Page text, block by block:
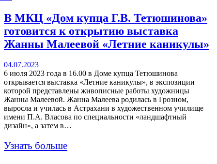
В МКЦ «Дом купца Г.В. Тетюшинова»
готовится к открытию выставка
Жанны Малеевой «Летние каникулы»
04.07.2023
6 июля 2023 года в 16.00 в Доме купца Тетюшинова
открывается выставка «Летние каникулы», в экспозиции
которой представлены живописные работы художницы
Жанны Малеевой. Жанна Малеева родилась в Грозном,
выросла и училась в Астрахани в художественном училище
имени П.А. Власова по специальности «ландшафтный
дизайн», а затем в…
Узнать больше